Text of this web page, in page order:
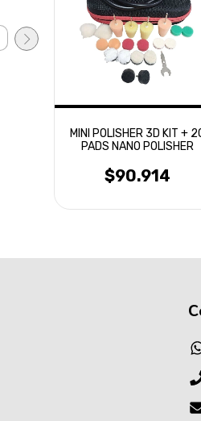
MINI POLISHER 3D KIT +
PADS NANO POLISHER
$90.914